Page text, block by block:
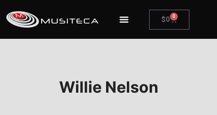
$0 0
Willie Nelson